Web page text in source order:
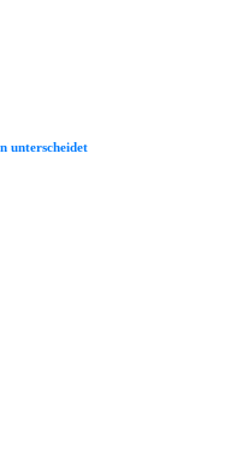
unterscheidet